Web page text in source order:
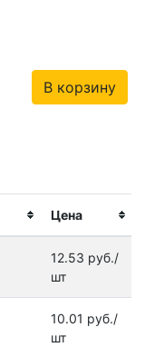
Цена
12.53 руб./
шт
10.01 руб./
шт
В корзину